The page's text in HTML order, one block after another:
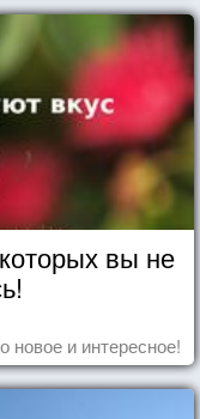
вы не
новое и интересное!